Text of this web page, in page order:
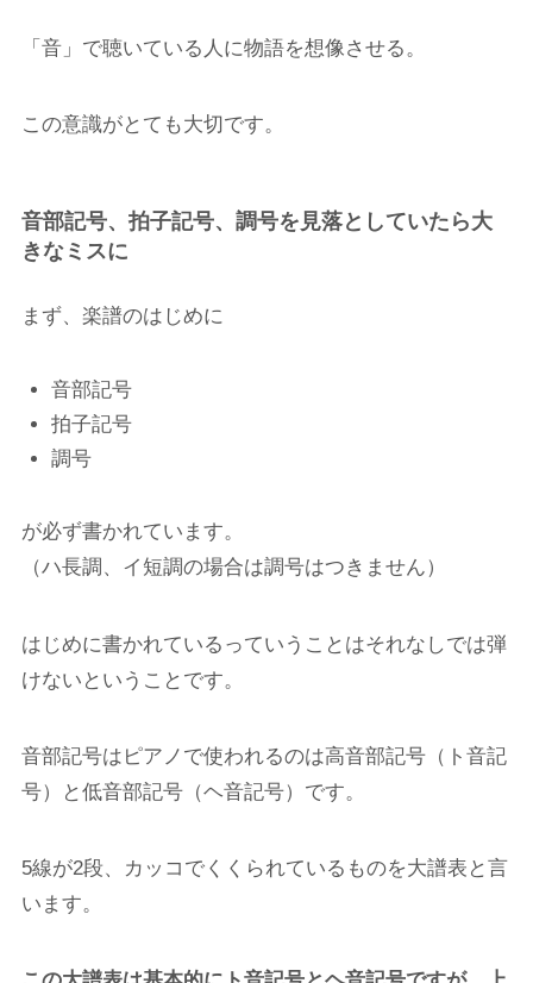
「音」で聴いている人に物語を想像させる。
この意識がとても大切です。
音部記号、拍子記号、調号を見落としていたら大
きなミスに
まず、楽譜のはじめに
音部記号
拍子記号
調号
が必ず書かれています。
（ハ長調、イ短調の場合は調号はつきません）
はじめに書かれているっていうことはそれなしでは弾
けない ということです。
音部記号はピアノで使われるのは高音部記号（ト音記
号）と低音部記号（ヘ音記号）です。
5線が2段、カッコでくくられているものを大譜表 と言
います。